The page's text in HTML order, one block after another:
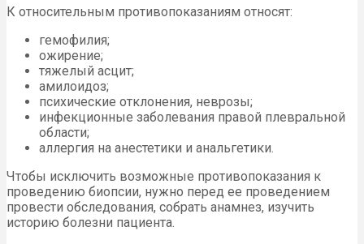
К относительным противопоказаниям относят:
гемофилия;
ожирение;
тяжелый асцит;
амилоидоз;
психические отклонения, неврозы;
инфекционные заболевания правой плевральной
области;
аллергия на анестетики и анальгетики.
Чтобы исключить возможные противопоказания к
проведению биопсии, нужно перед ее проведением
провести обследования, собрать анамнез, изучить
историю болезни пациента.